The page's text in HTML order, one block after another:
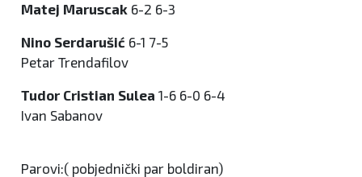
Matej Maruscak 6-2 6-3
Nino Serdarušić 6-1 7-5
Petar Trendafilov
Tudor Cristian Sulea 1-6 6-0 6-4
Ivan Sabanov
Parovi:( pobjednički par boldiran)